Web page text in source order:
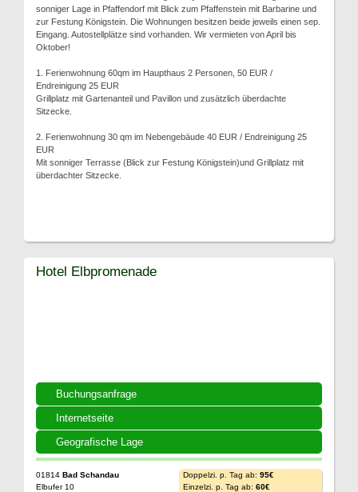
sonniger Lage in Pfaffendorf mit Blick zum Pfaffenstein mit Barbarine und
zur Festung Königstein. Die Wohnungen besitzen beide jeweils einen sep.
Eingang. Autostellplätze sind vorhanden. Wir vermieten von April bis
Oktober!
1. Ferienwohnung 60qm im Haupthaus 2 Personen, 50 EUR /
Endreinigung 25 EUR
Grillplatz mit Gartenanteil und Pavillon und zusätzlich überdachte
Sitzecke.
2. Ferienwohnung 30 qm im Nebengebäude 40 EUR / Endreinigung 25
EUR
Mit sonniger Terrasse (Blick zur Festung Königstein)und Grillplatz mit
überdachter Sitzecke.
Buchungsanfrage
Internetseite
Geografische Lage
Hotel Elbpromenade
01814 Bad Schandau
Elbufer 10
Doppelzi. p. Tag ab: 95€
Einzelzi. p. Tag ab: 60€